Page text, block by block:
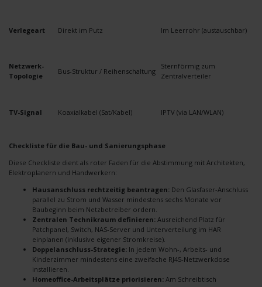
Verlegeart Direkt im Putz Im Leerrohr (austauschbar)
Netzwerk-
Topologie
Bus-Struktur / Reihenschaltung
Sternförmig zum
Zentralverteiler
TV-Signal Koaxialkabel (Sat/Kabel) IPTV (via LAN/WLAN)
Checkliste für die Bau- und Sanierungsphase
Diese Checkliste dient als roter Faden für die Abstimmung mit Architekten,
Elektroplanern und Handwerkern:
Hausanschluss rechtzeitig beantragen: Den Glasfaser-Anschluss
parallel zu Strom und Wasser mindestens sechs Monate vor
Baubeginn beim Netzbetreiber ordern.
Zentralen Technikraum definieren: Ausreichend Platz für
Patchpanel, Switch, NAS-Server und Unterverteilung im HAR
einplanen (inklusive eigener Stromkreise).
Doppelanschluss-Strategie: In jedem Wohn-, Arbeits- und
Kinderzimmer mindestens eine zweifache RJ45-Netzwerkdose
installieren.
Homeoffice-Arbeitsplätze priorisieren: Am Schreibtisch